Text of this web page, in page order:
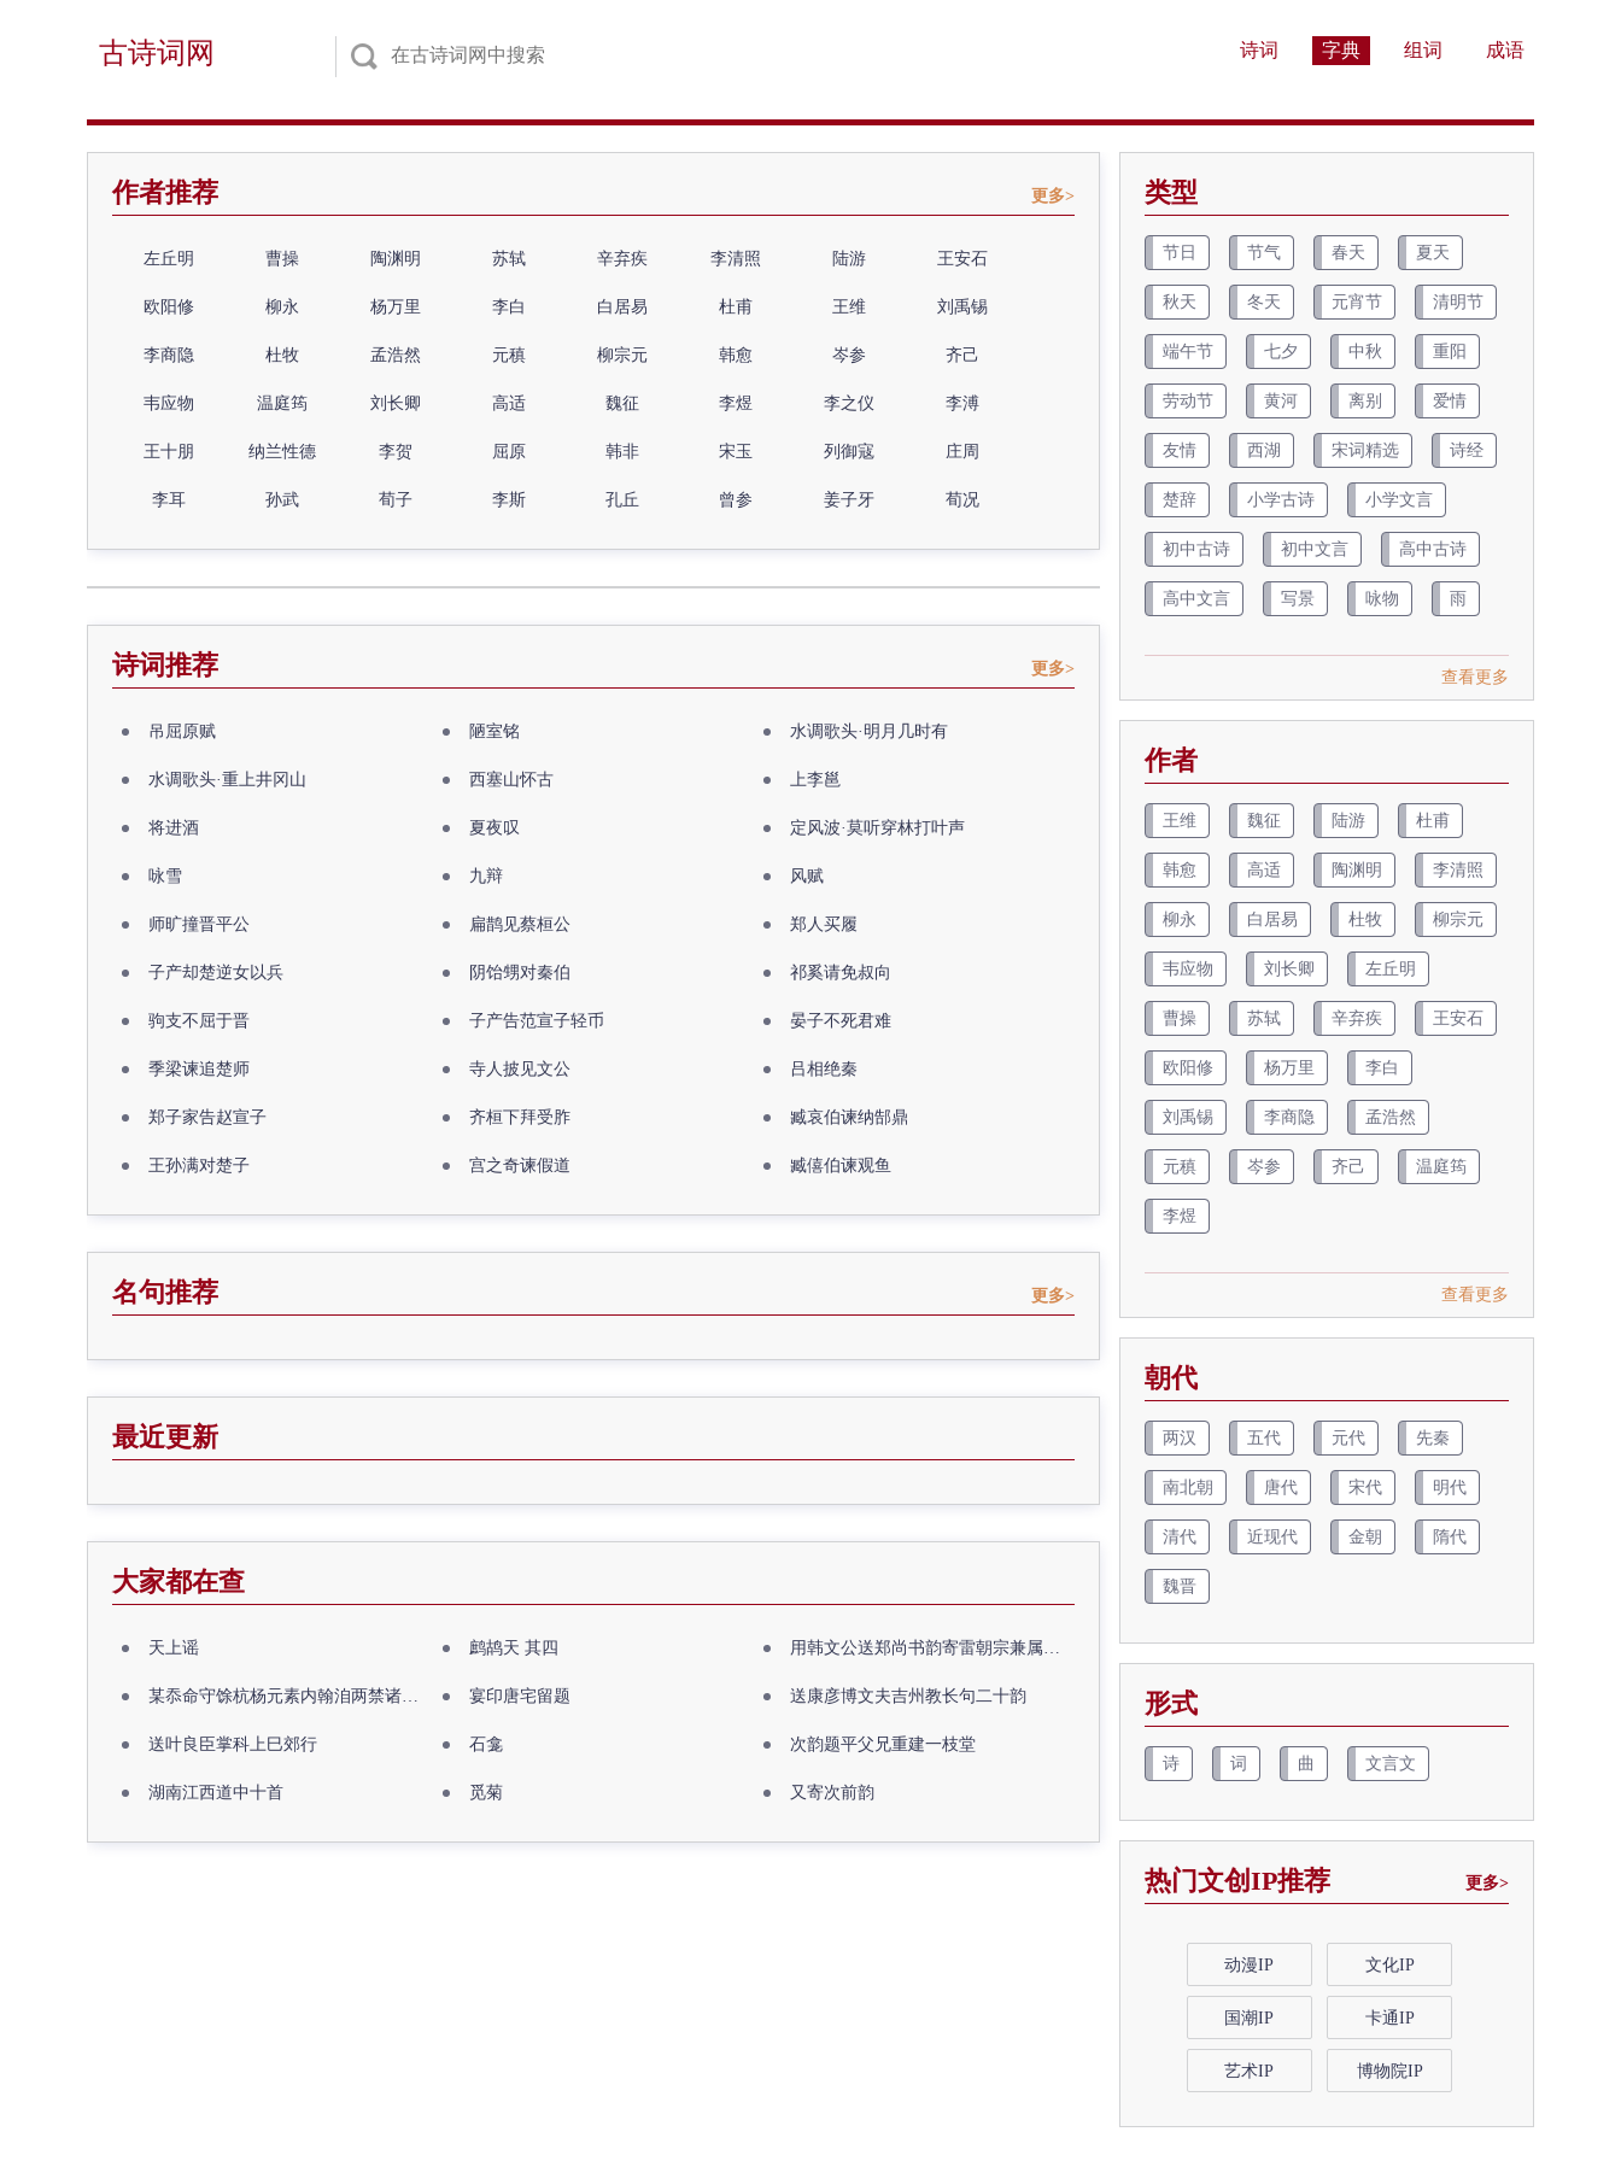
古诗词网 诗词 字典 组词 成语
作者推荐 更多>
左丘明 曹操 陶渊明 苏轼 辛弃疾 李清照 陆游 王安石
欧阳修 柳永 杨万里 李白 白居易 杜甫 王维 刘禹锡
李商隐 杜牧 孟浩然 元稹 柳宗元 韩愈 岑参 齐己
韦应物 温庭筠 刘长卿 高适 魏征 李煜 李之仪 李溥
王十朋 纳兰性德 李贺 屈原 韩非 宋玉 列御寇 庄周
李耳 孙武 荀子 李斯 孔丘 曾参 姜子牙 荀况
诗词推荐 更多>
吊屈原赋 陋室铭 水调歌头·明月几时有
水调歌头·重上井冈山 西塞山怀古 上李邕
将进酒 夏夜叹 定风波·莫听穿林打叶声
咏雪 九辩 风赋
师旷撞晋平公 扁鹊见蔡桓公 郑人买履
子产却楚逆女以兵 阴饴甥对秦伯 祁奚请免叔向
驹支不屈于晋 子产告范宣子轻币 晏子不死君难
季梁谏追楚师 寺人披见文公 吕相绝秦
郑子家告赵宣子 齐桓下拜受胙 臧哀伯谏纳郜鼎
王孙满对楚子 宫之奇谏假道 臧僖伯谏观鱼
名句推荐 更多>
最近更新
大家都在查
天上谣 鹧鸪天 其四 用韩文公送郑尚书韵寄雷朝宗兼属欧阳全真
某忝命守馀杭杨元素内翰洎两禁诸公出祖佛寺 宴印唐宅留题 送康彦博文夫吉州教长句二十韵
送叶良臣掌科上巳郊行 石龛 次韵题平父兄重建一枝堂
湖南江西道中十首 觅菊 又寄次前韵
类型
节日 节气 春天 夏天
秋天 冬天 元宵节 清明节
端午节 七夕 中秋 重阳
劳动节 黄河 离别 爱情
友情 西湖 宋词精选 诗经
楚辞 小学古诗 小学文言
初中古诗 初中文言 高中古诗
高中文言 写景 咏物 雨
查看更多
作者
王维 魏征 陆游 杜甫
韩愈 高适 陶渊明 李清照
柳永 白居易 杜牧 柳宗元
韦应物 刘长卿 左丘明
曹操 苏轼 辛弃疾 王安石
欧阳修 杨万里 李白
刘禹锡 李商隐 孟浩然
元稹 岑参 齐己 温庭筠
李煜
查看更多
朝代
两汉 五代 元代 先秦
南北朝 唐代 宋代 明代
清代 近现代 金朝 隋代
魏晋
形式
诗 词 曲 文言文
热门文创IP推荐 更多>
动漫IP 文化IP
国潮IP 卡通IP
艺术IP 博物院IP